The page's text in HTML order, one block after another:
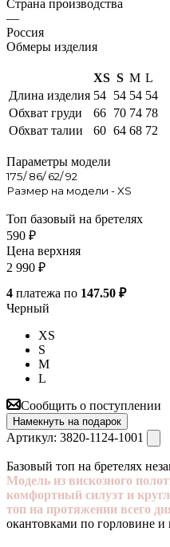
Страна производства
—
Россия
Обмеры изделия
XS S M L
Длина изделия 54 54 54 54
Обхват груди
66 70 74 78
Обхват талии
60 64 68 72
Параметры модели
175/ 86/ 62/ 92
Размер на модели - XS
Топ базовый на бретелях
590 ₽
Цена верхняя
2 990 ₽
4 платежа по 147.50 ₽
Черный
XS
S
M
L
Сообщить о поступлении
Намекнуть на подарок
Артикул: 3820-1124-1001
Базовый топ на бретелях
Модель из вискозного
комфортный силуэт и
топ на протяжении всего
окантовками по горловине и